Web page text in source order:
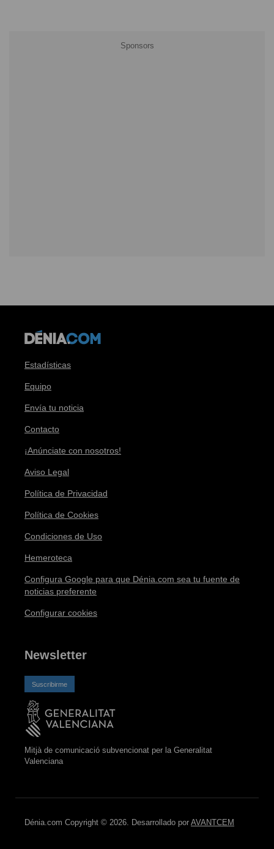
Estadísticas
Equipo
Envía tu noticia
Contacto
¡Anúnciate con nosotros!
Aviso Legal
Política de Privacidad
Política de Cookies
Condiciones de Uso
Hemeroteca
Configura Google para que Dénia.com sea tu fuente de
noticias preferente
Configurar cookies
Newsletter
Suscribirme
Mitjà de comunicació subvencionat per la Generalitat
Valenciana
Dénia.com Copyright © 2026. Desarrollado por AVANTCEM